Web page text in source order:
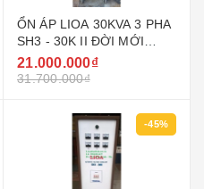
ỔN ÁP LIOA 30KVA 3 PHA
SH3 - 30K II ĐỜI MỚI
NHẤT 2022 - 2023 DÂY
ĐỒNG 100%
21.000.000₫
31.700.000₫
-45%